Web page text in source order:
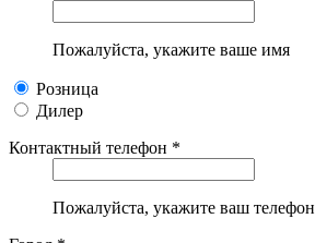
Пожалуйста, укажите ваше имя
Розница
Дилер
Контактный телефон *
Пожалуйста, укажите ваш телефон